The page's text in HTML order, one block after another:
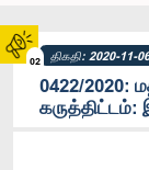
02 திகதி: 2020-11-
0422/2020:
கருத்திட்டம்: